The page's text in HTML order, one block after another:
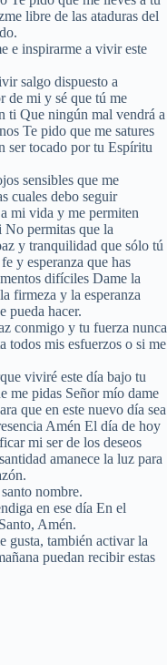
libre de las ataduras del
e inspirarme a vivir este
salgo dispuesto a
de mi y sé que tú me
ti Que ningún mal vendrá a
Te pido que me satures
ser tocado por tu Espíritu
sensibles que me
cuales debo seguir
mi vida y me permiten
No permitas que la
y tranquilidad que sólo tú
y esperanza que has
difíciles Dame la
firmeza y la esperanza
pueda hacer.
conmigo y tu fuerza nunca
todos mis esfuerzos o si me
viviré este día bajo tu
me pidas Señor mío dame
que en este nuevo día sea
Amén El día de hoy
mi ser de los deseos
amanece la luz para
nombre.
en ese día En el
Amén.
gusta, también activar la
puedan recibir estas